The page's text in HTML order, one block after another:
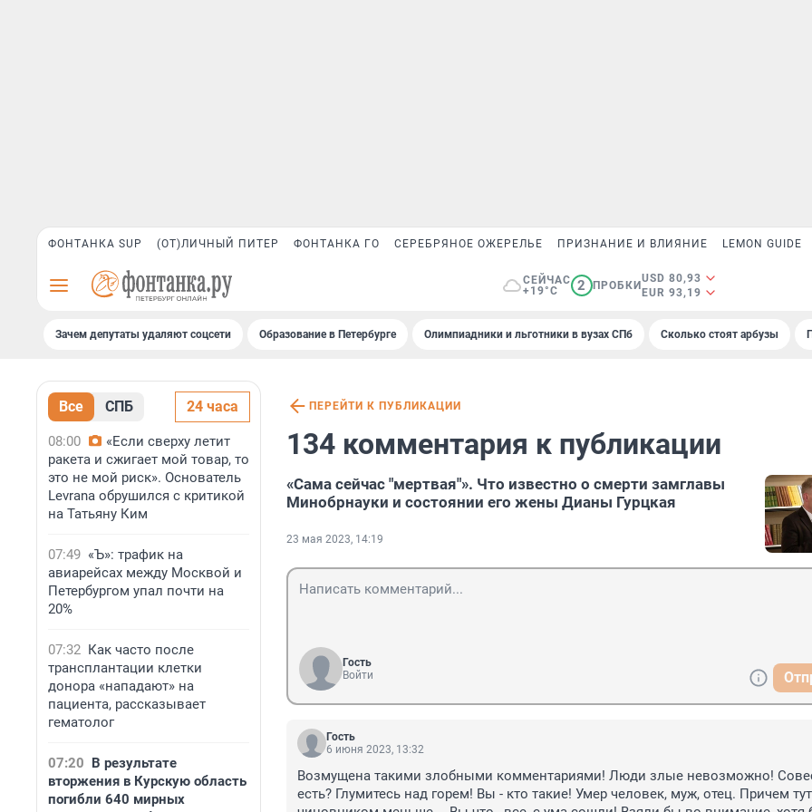
ФОНТАНКА SUP (ОТ)ЛИЧНЫЙ ПИТЕР ФОНТАНКА ГО СЕРЕБРЯНОЕ ОЖЕРЕЛЬЕ ПРИЗНАНИЕ И ВЛИЯНИЕ LEMON GUIDE
СЕЙЧАС
+19°C
2 ПРОБКИ
USD 80,93
EUR 93,19
Зачем депутаты удаляют соцсети Образование в Петербурге Олимпиадники и льготники в вузах СПб Сколько стоят арбузы
Все СПБ 24 часа
08:00
«Если сверху летит
ракета и сжигает мой товар, то
это не мой риск». Основатель
Levrana обрушился с критикой
на Татьяну Ким
07:49 «Ъ»: трафик на
авиарейсах между Москвой и
Петербургом упал почти на
20%
07:32 Как часто после
трансплантации клетки
донора «нападают» на
пациента, рассказывает
гематолог
07:20 В результате
вторжения в Курскую область
погибли 640 мирных
ПЕРЕЙТИ К ПУБЛИКАЦИИ
134 комментария к публикации
«Сама сейчас "мертвая"». Что известно о смерти замглавы
Минобрнауки и состоянии его жены Дианы Гурцкая
23 мая 2023, 14:19
Гость
Войти
Гость
6 июня 2023, 13:32
Возмущена такими злобными комментариями! Люди злые невозможно!
есть? Глумитесь над горем! Вы - кто такие! Умер человек, муж, отец. Причем